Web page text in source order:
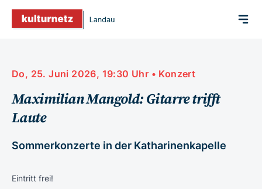
Do, 25. Juni 2026, 19:30 Uhr • Konzert
Maximilian Mangold: Gitarre trifft
Laute
Sommerkonzerte in der Katharinenkapelle
Eintritt frei!